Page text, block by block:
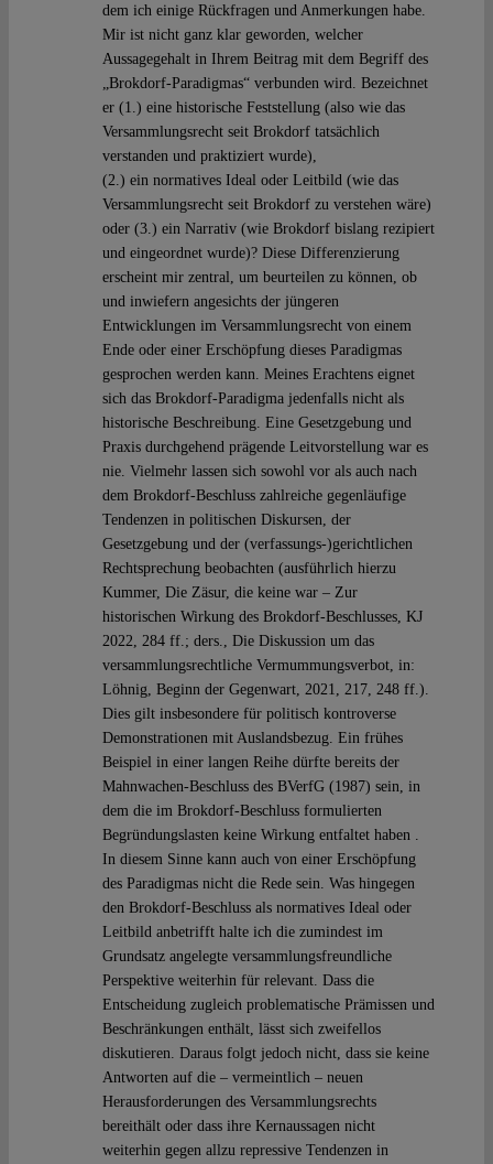
dem ich einige Rückfragen und Anmerkungen habe.
Mir ist nicht ganz klar geworden, welcher
Aussagegehalt in Ihrem Beitrag mit dem Begriff des
„Brokdorf-Paradigmas“ verbunden wird. Bezeichnet
er (1.) eine historische Feststellung (also wie das
Versammlungsrecht seit Brokdorf tatsächlich
verstanden und praktiziert wurde),
(2.) ein normatives Ideal oder Leitbild (wie das
Versammlungsrecht seit Brokdorf zu verstehen wäre)
oder (3.) ein Narrativ (wie Brokdorf bislang rezipiert
und eingeordnet wurde)? Diese Differenzierung
erscheint mir zentral, um beurteilen zu können, ob
und inwiefern angesichts der jüngeren
Entwicklungen im Versammlungsrecht von einem
Ende oder einer Erschöpfung dieses Paradigmas
gesprochen werden kann. Meines Erachtens eignet
sich das Brokdorf-Paradigma jedenfalls nicht als
historische Beschreibung. Eine Gesetzgebung und
Praxis durchgehend prägende Leitvorstellung war es
nie. Vielmehr lassen sich sowohl vor als auch nach
dem Brokdorf-Beschluss zahlreiche gegenläufige
Tendenzen in politischen Diskursen, der
Gesetzgebung und der (verfassungs-)gerichtlichen
Rechtsprechung beobachten (ausführlich hierzu
Kummer, Die Zäsur, die keine war – Zur
historischen Wirkung des Brokdorf-Beschlusses, KJ
2022, 284 ff.; ders., Die Diskussion um das
versammlungsrechtliche Vermummungsverbot, in:
Löhnig, Beginn der Gegenwart, 2021, 217, 248 ff.).
Dies gilt insbesondere für politisch kontroverse
Demonstrationen mit Auslandsbezug. Ein frühes
Beispiel in einer langen Reihe dürfte bereits der
Mahnwachen-Beschluss des BVerfG (1987) sein, in
dem die im Brokdorf-Beschluss formulierten
Begründungslasten keine Wirkung entfaltet haben .
In diesem Sinne kann auch von einer Erschöpfung
des Paradigmas nicht die Rede sein. Was hingegen
den Brokdorf-Beschluss als normatives Ideal oder
Leitbild anbetrifft halte ich die zumindest im
Grundsatz angelegte versammlungsfreundliche
Perspektive weiterhin für relevant. Dass die
Entscheidung zugleich problematische Prämissen und
Beschränkungen enthält, lässt sich zweifellos
diskutieren. Daraus folgt jedoch nicht, dass sie keine
Antworten auf die – vermeintlich – neuen
Herausforderungen des Versammlungsrechts
bereithält oder dass ihre Kernaussagen nicht
weiterhin gegen allzu repressive Tendenzen in